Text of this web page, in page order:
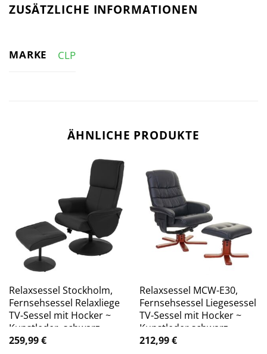
ZUSÄTZLICHE INFORMATIONEN
MARKE CLP
ÄHNLICHE PRODUKTE
Relaxsessel Stockholm,
Fernsehsessel Relaxliege
TV-Sessel mit Hocker ~
Kunstleder, schwarz
259,99€
Relaxsessel MCW-E30,
Fernsehsessel Liegesessel
TV-Sessel mit Hocker ~
Kunstleder schwarz
212,99€